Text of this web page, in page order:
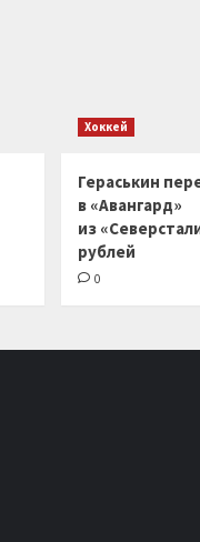
Хоккей
Гераськин
в «Авангард»
из
рублей
0